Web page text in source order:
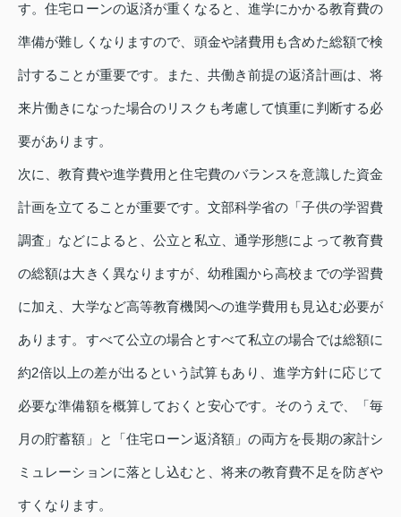
す。住宅ローンの返済が重くなると、進学にかかる教育費の
準備が難しくなりますので、頭金や諸費用も含めた総額で検
討することが重要です。また、共働き前提の返済計画は、将
来片働きになった場合のリスクも考慮して慎重に判断する必
要があります。
次に、教育費や進学費用と住宅費のバランスを意識した資金
計画を立てることが重要です。文部科学省の「子供の学習費
調査」などによると、公立と私立、通学形態によって教育費
の総額は大きく異なりますが、幼稚園から高校までの学習費
に加え、大学など高等教育機関への進学費用も見込む必要が
あります。すべて公立の場合とすべて私立の場合では総額に
約2倍以上の差が出るという試算もあり、進学方針に応じて
必要な準備額を概算しておくと安心です。そのうえで、「毎
月の貯蓄額」と「住宅ローン返済額」の両方を長期の家計シ
ミュレーションに落とし込むと、将来の教育費不足を防ぎや
すくなります。